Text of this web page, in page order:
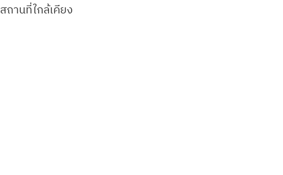
สถานที่ใกล้เคียง